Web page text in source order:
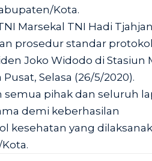
Kota.
Marsekal TNI Hadi
prosedur standar protokol
Joko Widodo di Stasiun
Selasa (26/5/2020).
pihak dan seluruh
demi keberhasilan
kesehatan yang